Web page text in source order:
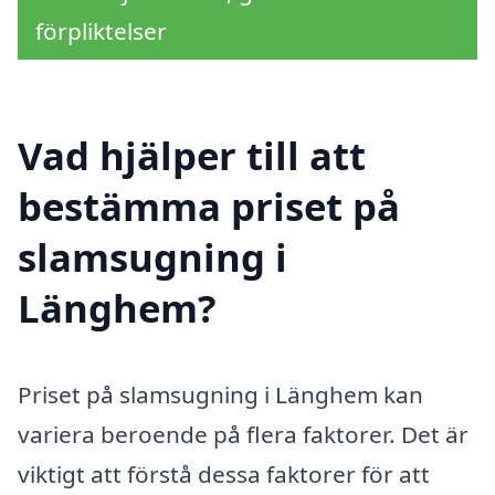
förpliktelser
Vad hjälper till att
bestämma priset på
slamsugning i
Länghem?
Priset på slamsugning i Länghem kan
variera beroende på flera faktorer. Det är
viktigt att förstå dessa faktorer för att